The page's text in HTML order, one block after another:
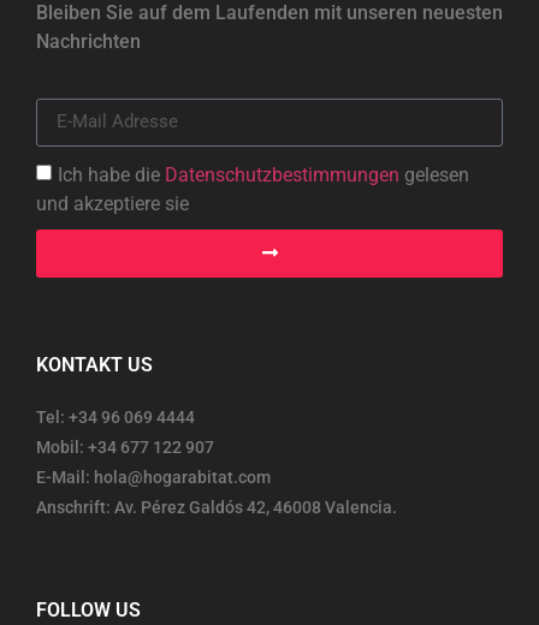
Bleiben Sie auf dem Laufenden mit unseren neuesten
Nachrichten
Ich habe die Datenschutzbestimmungen gelesen
und akzeptiere sie
KONTAKT US
Tel: +34 96 069 4444
Mobil: +34 677 122 907
E-Mail: hola@hogarabitat.com
Anschrift: Av. Pérez Galdós 42, 46008 Valencia.
FOLLOW US